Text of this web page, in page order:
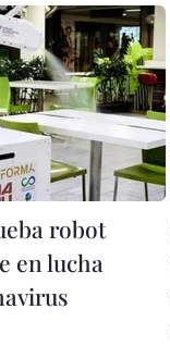
robot
en lucha